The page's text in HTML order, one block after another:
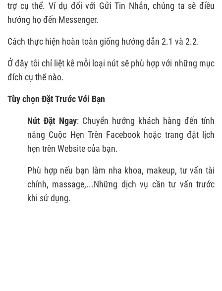
trợ cụ thể. Ví dụ đối với Gửi Tin Nhắn, chúng ta sẽ điều
hướng họ đến Messenger.
Cách thực hiện hoàn toàn giống hướng dẫn 2.1 và 2.2.
Ở đây tôi chỉ liệt kê mỗi loại nút sẽ phù hợp với những mục
đích cụ thể nào.
Tùy chọn Đặt Trước Với Bạn
Nút Đặt Ngay: Chuyển hướng khách hàng đến tính
năng Cuộc Hẹn Trên Facebook hoặc trang đặt lịch
hẹn trên Website của bạn.
Phù hợp nếu bạn làm nha khoa, makeup, tư vấn tài
chính, massage,...Những dịch vụ cần tư vấn trước
khi sử dụng.